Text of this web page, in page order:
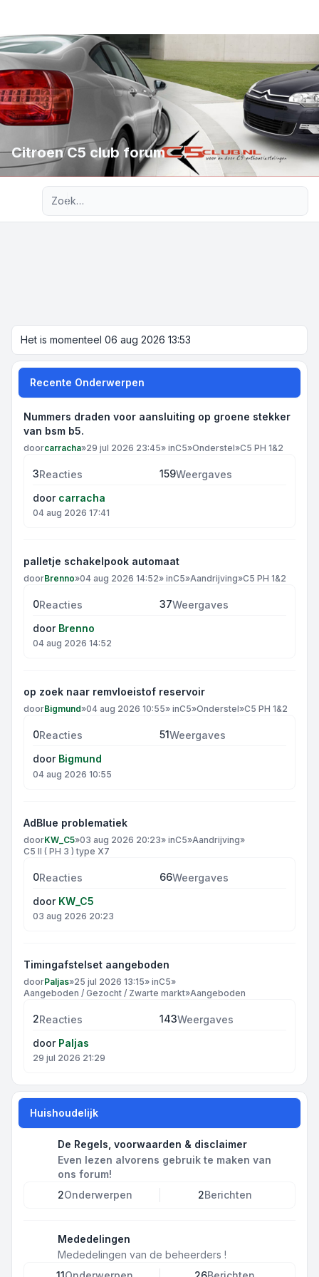
Citroen C5 club forum
Het is momenteel 06 aug 2026 13:53
Recente Onderwerpen
Nummers draden voor aansluiting op groene stekker
van bsm b5.
doorcarracha»29 jul 2026 23:45» inC5»Onderstel»C5 PH 1&2
3Reacties 159Weergaves
door carracha
04 aug 2026 17:41
palletje schakelpook automaat
doorBrenno»04 aug 2026 14:52» inC5»Aandrijving»C5 PH 1&2
0Reacties 37Weergaves
door Brenno
04 aug 2026 14:52
op zoek naar remvloeistof reservoir
doorBigmund»04 aug 2026 10:55» inC5»Onderstel»C5 PH 1&2
0Reacties 51Weergaves
door Bigmund
04 aug 2026 10:55
AdBlue problematiek
doorKW_C5»03 aug 2026 20:23» inC5»Aandrijving»
C5 II ( PH 3 ) type X7
0Reacties 66Weergaves
door KW_C5
03 aug 2026 20:23
Timingafstelset aangeboden
doorPaljas»25 jul 2026 13:15» inC5»
Aangeboden / Gezocht / Zwarte markt»Aangeboden
2Reacties 143Weergaves
door Paljas
29 jul 2026 21:29
Huishoudelijk
De Regels, voorwaarden & disclaimer
Even lezen alvorens gebruik te maken van
ons forum!
2Onderwerpen 2Berichten
Mededelingen
Mededelingen van de beheerders !